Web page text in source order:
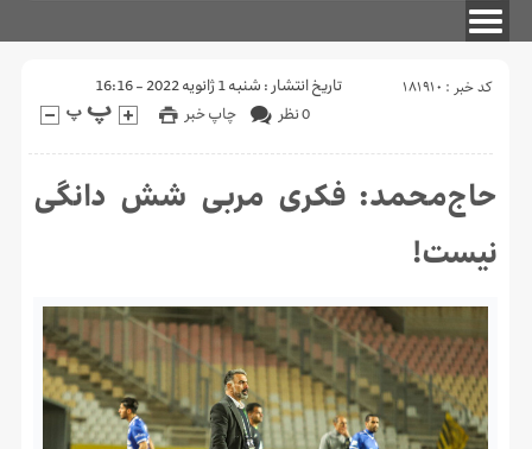
کد خبر : 181910
تاریخ انتشار : شنبه 1 ژانویه 2022 - 16:16
چاپ خبر
0 نظر
حاج‌محمد:‌ فکری مربی شش دانگی
نیست!